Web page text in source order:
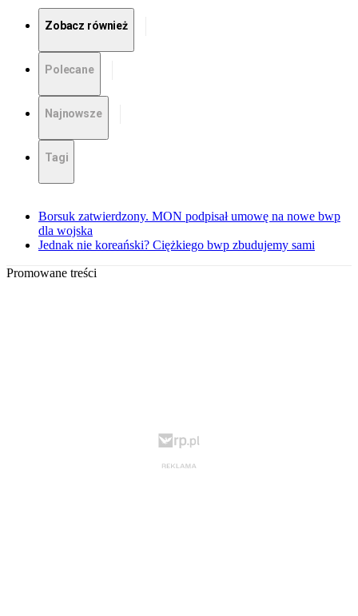
Zobacz również
Polecane
Najnowsze
Tagi
Borsuk zatwierdzony. MON podpisał umowę na nowe bwp
dla wojska
Jednak nie koreański? Ciężkiego bwp zbudujemy sami
Promowane treści